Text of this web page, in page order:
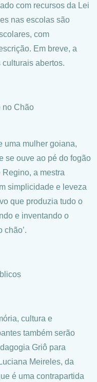
com recursos da Lei
nas escolas são
com
Em breve, a
abertos.
no Chão
uma mulher goiana,
se ouve ao pé do fogão
a mestra
simplicidade e leveza
que produzia tudo o
e inventando o
chão’.
cultura e
também serão
Griô para
Meireles, da
é uma contrapartida